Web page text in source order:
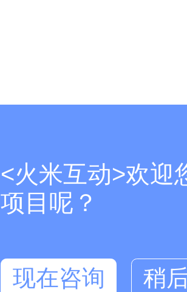
<火米互动>欢迎
项目呢？
现在咨询 稍